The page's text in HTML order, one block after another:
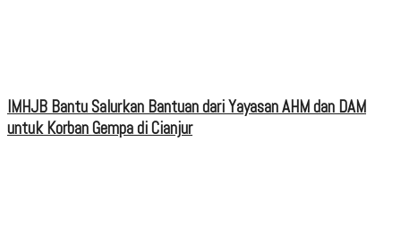
IMHJB Bantu Salurkan Bantuan dari Yayasan AHM dan DAM
untuk Korban Gempa di Cianjur